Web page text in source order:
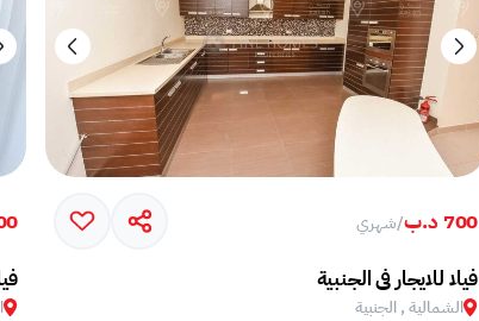
700 د.ب /شهري
فیلا للایجار فی الجنبية
الشمالية , الجنبية